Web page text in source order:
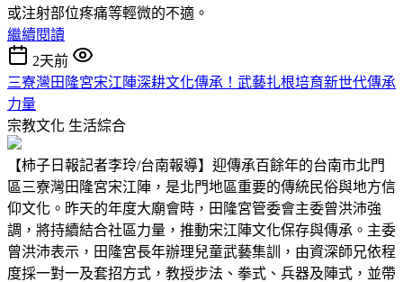
或注射部位疼痛等輕微的不適。
繼續閱讀
2天前
三寮灣田隆宮宋江陣深耕文化傳承！武藝扎根培育新世代傳承
力量
宗教文化 生活綜合
【柿子日報記者李玲/台南報導】迎傳承百餘年的台南市北門
區三寮灣田隆宮宋江陣，是北門地區重要的傳統民俗與地方信
仰文化。昨天的年度大廟會時，田隆宮管委會主委曾洪沛強
調，將持續結合社區力量，推動宋江陣文化保存與傳承。主委
曾洪沛表示，田隆宮長年辦理兒童武藝集訓，由資深師兄依程
度採一對一及套招方式，教授步法、拳式、兵器及陣式，並帶